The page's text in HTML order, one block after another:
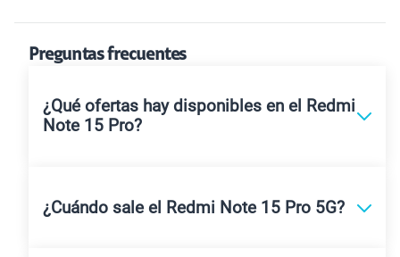
Preguntas frecuentes
¿Qué ofertas hay disponibles en el Redmi
Note 15 Pro?
¿Cuándo sale el Redmi Note 15 Pro 5G?